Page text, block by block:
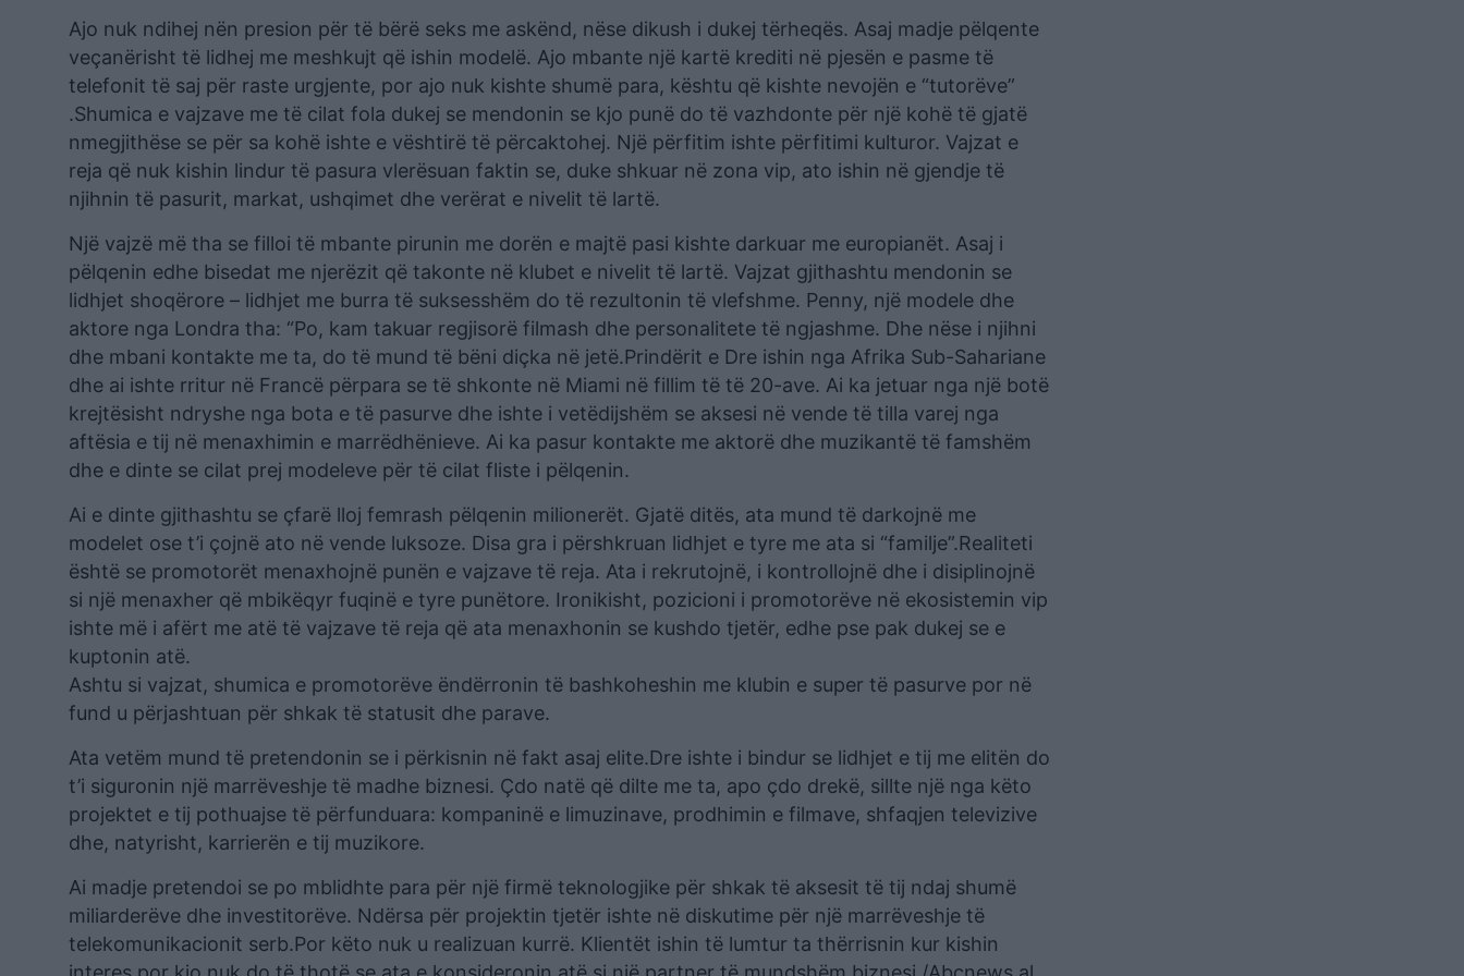
Ajo nuk ndihej nën presion për të bërë seks me askënd, nëse dikush i dukej tërheqës. Asaj madje pëlqente
veçanërisht të lidhej me meshkujt që ishin modelë. Ajo mbante një kartë krediti në pjesën e pasme të
telefonit të saj për raste urgjente, por ajo nuk kishte shumë para, kështu që kishte nevojën e “tutorëve”
.Shumica e vajzave me të cilat fola dukej se mendonin se kjo punë do të vazhdonte për një kohë të gjatë
nmegjithëse se për sa kohë ishte e vështirë të përcaktohej. Një përfitim ishte përfitimi kulturor. Vajzat e
reja që nuk kishin lindur të pasura vlerësuan faktin se, duke shkuar në zona vip, ato ishin në gjendje të
njihnin të pasurit, markat, ushqimet dhe verërat e nivelit të lartë.
Një vajzë më tha se filloi të mbante pirunin me dorën e majtë pasi kishte darkuar me europianët. Asaj i
pëlqenin edhe bisedat me njerëzit që takonte në klubet e nivelit të lartë. Vajzat gjithashtu mendonin se
lidhjet shoqërore – lidhjet me burra të suksesshëm do të rezultonin të vlefshme. Penny, një modele dhe
aktore nga Londra tha: “Po, kam takuar regjisorë filmash dhe personalitete të ngjashme. Dhe nëse i njihni
dhe mbani kontakte me ta, do të mund të bëni diçka në jetë.Prindërit e Dre ishin nga Afrika Sub-Sahariane
dhe ai ishte rritur në Francë përpara se të shkonte në Miami në fillim të të 20-ave. Ai ka jetuar nga një botë
krejtësisht ndryshe nga bota e të pasurve dhe ishte i vetëdijshëm se aksesi në vende të tilla varej nga
aftësia e tij në menaxhimin e marrëdhënieve. Ai ka pasur kontakte me aktorë dhe muzikantë të famshëm
dhe e dinte se cilat prej modeleve për të cilat fliste i pëlqenin.
Ai e dinte gjithashtu se çfarë lloj femrash pëlqenin milionerët. Gjatë ditës, ata mund të darkojnë me
modelet ose t’i çojnë ato në vende luksoze. Disa gra i përshkruan lidhjet e tyre me ata si “familje”.Realiteti
është se promotorët menaxhojnë punën e vajzave të reja. Ata i rekrutojnë, i kontrollojnë dhe i disiplinojnë
si një menaxher që mbikëqyr fuqinë e tyre punëtore. Ironikisht, pozicioni i promotorëve në ekosistemin vip
ishte më i afërt me atë të vajzave të reja që ata menaxhonin se kushdo tjetër, edhe pse pak dukej se e
kuptonin atë.
Ashtu si vajzat, shumica e promotorëve ëndërronin të bashkoheshin me klubin e super të pasurve por në
fund u përjashtuan për shkak të statusit dhe parave.
Ata vetëm mund të pretendonin se i përkisnin në fakt asaj elite.Dre ishte i bindur se lidhjet e tij me elitën do
t’i siguronin një marrëveshje të madhe biznesi. Çdo natë që dilte me ta, apo çdo drekë, sillte një nga këto
projektet e tij pothuajse të përfunduara: kompaninë e limuzinave, prodhimin e filmave, shfaqjen televizive
dhe, natyrisht, karrierën e tij muzikore.
Ai madje pretendoi se po mblidhte para për një firmë teknologjike për shkak të aksesit të tij ndaj shumë
miliarderëve dhe investitorëve. Ndërsa për projektin tjetër ishte në diskutime për një marrëveshje të
telekomunikacionit serb.Por këto nuk u realizuan kurrë. Klientët ishin të lumtur ta thërrisnin kur kishin